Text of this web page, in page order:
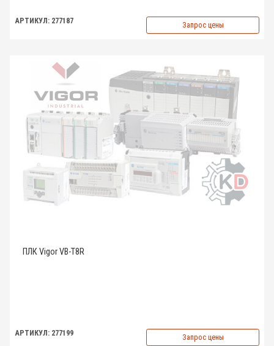
АРТИКУЛ: 277187 Запрос цены
ПЛК Vigor VB-T8R
АРТИКУЛ: 277199 Запрос цены